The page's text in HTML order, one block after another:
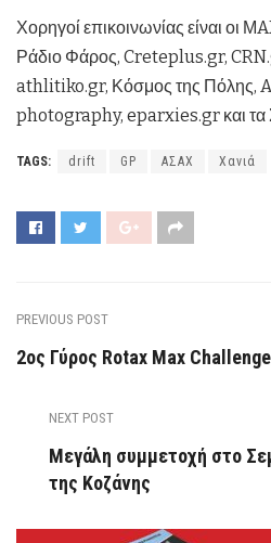
Χορηγοί επικοινωνίας είναι οι
Ράδιο Φάρος, Creteplus.gr,
athlitiko.gr, Κόσμος της Πόλης,
photography, eparxies.gr και τα
TAGS: drift GP ΑΣΑΧ Χανιά
PREVIOUS POST
2ος Γύρος Rotax Max
NEXT POST
Μεγάλη συμμετοχή στο
της Κοζάνης